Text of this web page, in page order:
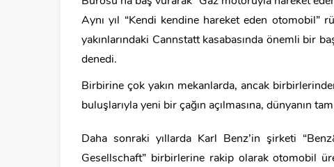
Aynı yıl “Kendi kendine hareket eden otomobil”
yakınlarındaki Cannstatt kasabasında önemli bir
denedi.
Birbirine çok yakın mekanlarda, ancak
buluşlarıyla yeni bir çağın açılmasına, dünyanın
Daha sonraki yıllarda Karl Benz’in şirketi
Gesellschaft” birbirlerine rakip olarak otomobil